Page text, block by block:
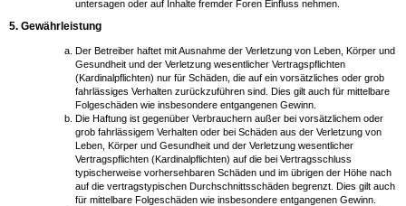
untersagen oder auf Inhalte fremder Foren Einfluss nehmen.
5. Gewährleistung
Der Betreiber haftet mit Ausnahme der Verletzung von Leben, Körper und
Gesundheit und der Verletzung wesentlicher Vertragspflichten
(Kardinalpflichten) nur für Schäden, die auf ein vorsätzliches oder grob
fahrlässiges Verhalten zurückzuführen sind. Dies gilt auch für mittelbare
Folgeschäden wie insbesondere entgangenen Gewinn.
Die Haftung ist gegenüber Verbrauchern außer bei vorsätzlichem oder
grob fahrlässigem Verhalten oder bei Schäden aus der Verletzung von
Leben, Körper und Gesundheit und der Verletzung wesentlicher
Vertragspflichten (Kardinalpflichten) auf die bei Vertragsschluss
typischerweise vorhersehbaren Schäden und im übrigen der Höhe nach
auf die vertragstypischen Durchschnittsschäden begrenzt. Dies gilt auch
für mittelbare Folgeschäden wie insbesondere entgangenen Gewinn.